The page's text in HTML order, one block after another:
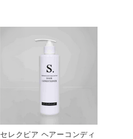
セレクピア ヘアーコンディ